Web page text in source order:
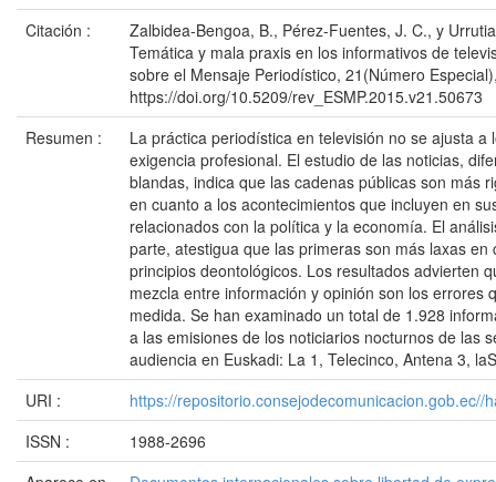
Citación :
Zalbidea-Bengoa, B., Pérez-Fuentes, J. C., y
Temática y mala praxis en los informativos de
sobre el Mensaje Periodístico, 21(Número
https://doi.org/10.5209/rev_ESMP.2015.v21.50673
Resumen :
La práctica periodística en televisión no se ajusta a
exigencia profesional. El estudio de las noticias,
blandas, indica que las cadenas públicas son más
en cuanto a los acontecimientos que incluyen en
relacionados con la política y la economía. El
parte, atestigua que las primeras son más laxas en
principios deontológicos. Los resultados advierten
mezcla entre información y opinión son los errores
medida. Se han examinado un total de 1.928
a las emisiones de los noticiarios nocturnos de las
audiencia en Euskadi: La 1, Telecinco, Antena 3,
URI :
https://repositorio.consejodecomunicacion.gob.ec//
ISSN :
1988-2696